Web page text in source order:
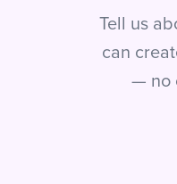
Tell us
can
— no